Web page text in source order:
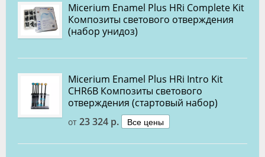
Micerium Enamel Plus HRi Complete Kit
Композиты светового отверждения
(набор унидоз)
Miсerium Enamel Plus HRi Intro Kit
CHR6B Композиты светового
отверждения (стартовый набор)
от 23 324 р. Все цены